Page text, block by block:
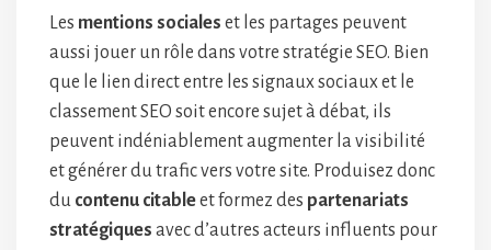
Les mentions sociales et les partages peuvent
aussi jouer un rôle dans votre stratégie SEO. Bien
que le lien direct entre les signaux sociaux et le
classement SEO soit encore sujet à débat, ils
peuvent indéniablement augmenter la visibilité
et générer du trafic vers votre site. Produisez donc
du contenu citableet formez des partenariats
stratégiques avec d’autres acteurs influents pour